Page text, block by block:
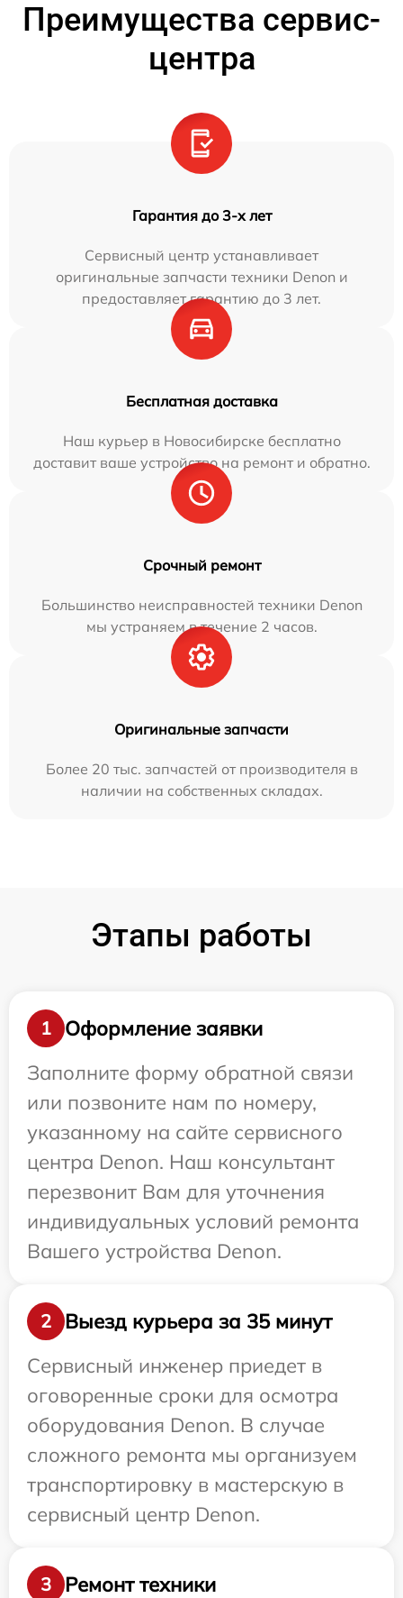
Преимущества сервис-
центра
Гарантия до 3-х лет
Сервисный центр устанавливает
оригинальные запчасти техники Denon и
предоставляет гарантию до 3 лет.
Бесплатная доставка
Наш курьер в Новосибирске бесплатно
доставит ваше устройство на ремонт и обратно.
Срочный ремонт
Большинство неисправностей техники Denon
мы устраняем в течение 2 часов.
Оригинальные запчасти
Более 20 тыс. запчастей от производителя в
наличии на собственных складах.
Этапы работы
1
Оформление заявки
Заполните форму обратной связи
или позвоните нам по номеру,
указанному на сайте сервисного
центра Denon. Наш консультант
перезвонит Вам для уточнения
индивидуальных условий ремонта
Вашего устройства Denon.
2
Выезд курьера за 35 минут
Сервисный инженер приедет в
оговоренные сроки для осмотра
оборудования Denon. В случае
сложного ремонта мы организуем
транспортировку в мастерскую в
сервисный центр Denon.
3 Ремонт техники